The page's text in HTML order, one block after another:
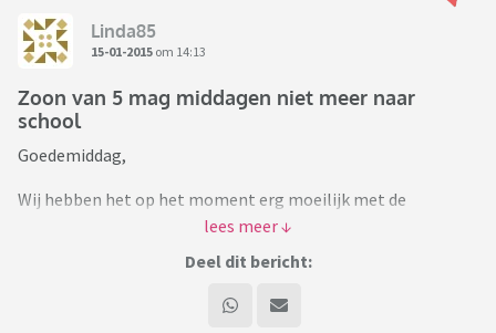
Linda85
15-01-2015 om 14:13
Zoon van 5 mag middagen niet meer naar
school
Goedemiddag,
Wij hebben het op het moment erg moeilijk met de
Wij hebben nu 2 zoons, onze oudste is bijna 8 onze (nu nog
jongste) is 5. (ik ben 36 weken zwanger van onze derde).
Deel dit bericht: